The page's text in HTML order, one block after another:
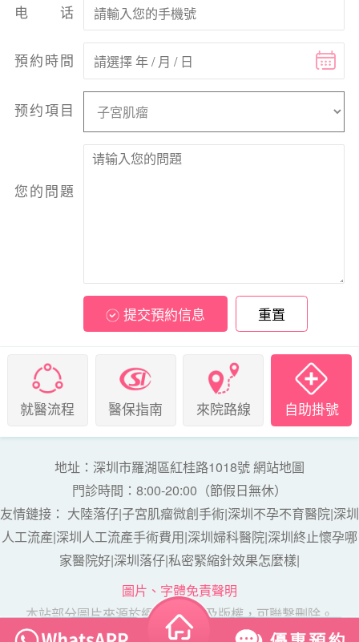
电话
預約時間
预约項目
您的問題
提交預約信息 重置
就醫流程 醫保指南 來院路線 自助掛號
地址：深圳市羅湖區紅桂路1018號網站地圖
門診時間：8:00-20:00（節假日無休）
友情鏈接： 大陸落仔|子宮肌瘤微創手術|深圳不孕不育醫院|深圳
人工流產|深圳人工流產手術費用|深圳婦科醫院|深圳終止懷孕哪
家醫院好|深圳落仔|私密緊縮針效果怎麼樣|
圖片、字體免責聲明
本站部分圖片來源於網絡，如涉及版權，可聯繫刪除。